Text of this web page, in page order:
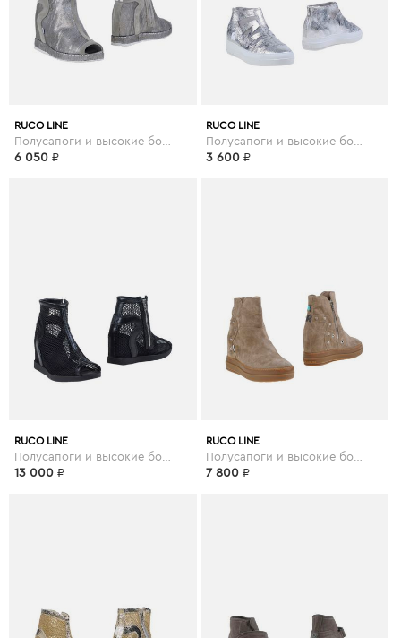
RUCO LINE
6 050 ₽
RUCO LINE
Полусапоги и высокие ботинки
3 600 ₽
RUCO LINE
13 000 ₽
RUCO LINE
Полусапоги и высокие ботинки
7 800 ₽